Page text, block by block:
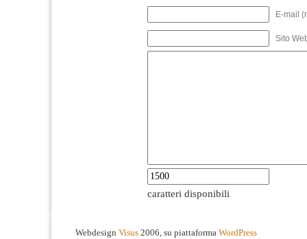
E-mail
Sito
caratteri disponibili
Webdesign Visus 2006, su piattaforma WordPress